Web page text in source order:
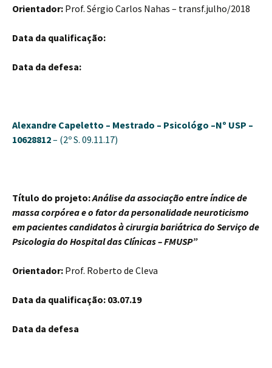
Orientador: Prof. Sérgio Carlos Nahas – transf.julho/2018
Data da qualificação:
Data da defesa:
Alexandre Capeletto – Mestrado – Psicológo –Nº USP –
10628812– (2º S. 09.11.17)
Título do projeto:Análise da associação entre índice de
massa corpórea e o fator da personalidade neuroticismo
em pacientes candidatos à cirurgia bariátrica do Serviço de
Psicologia do Hospital das Clínicas – FMUSP”
Orientador: Prof. Roberto de Cleva
Data da qualificação: 03.07.19
Data da defesa